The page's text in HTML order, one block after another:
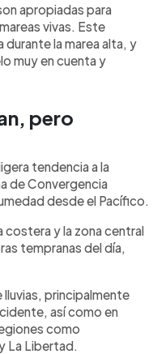
apropiadas para
vivas. Este
la marea alta, y
muy en cuenta y
pero
tendencia a la
de Convergencia
desde el Pacífico.
costera y la zona central
tempranas del día,
lluvias, principalmente
así como en
como
La Libertad.